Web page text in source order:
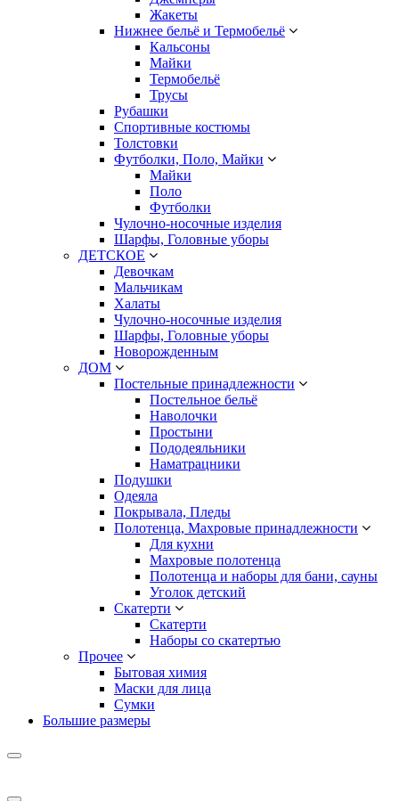
Жакеты
Нижнее бельё и Термобельё
Кальсоны
Майки
Термобельё
Трусы
Рубашки
Спортивные костюмы
Толстовки
Футболки, Поло, Майки
Майки
Поло
Футболки
Чулочно-носочные изделия
Шарфы, Головные уборы
ДЕТСКОЕ
Девочкам
Мальчикам
Халаты
Чулочно-носочные изделия
Шарфы, Головные уборы
Новорожденным
ДОМ
Постельные принадлежности
Постельное бельё
Наволочки
Простыни
Пододеяльники
Наматрацники
Подушки
Одеяла
Покрывала, Пледы
Полотенца, Махровые принадлежности
Для кухни
Махровые полотенца
Полотенца и наборы для бани, сауны
Уголок детский
Скатерти
Скатерти
Наборы со скатертью
Прочее
Бытовая химия
Маски для лица
Сумки
Большие размеры